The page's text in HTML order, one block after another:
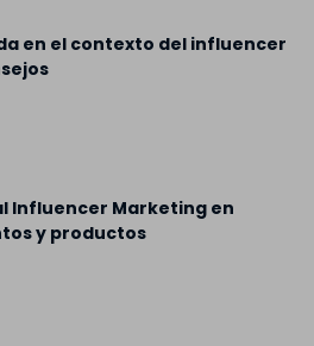
en el contexto del influencer
Influencer Marketing en
y productos